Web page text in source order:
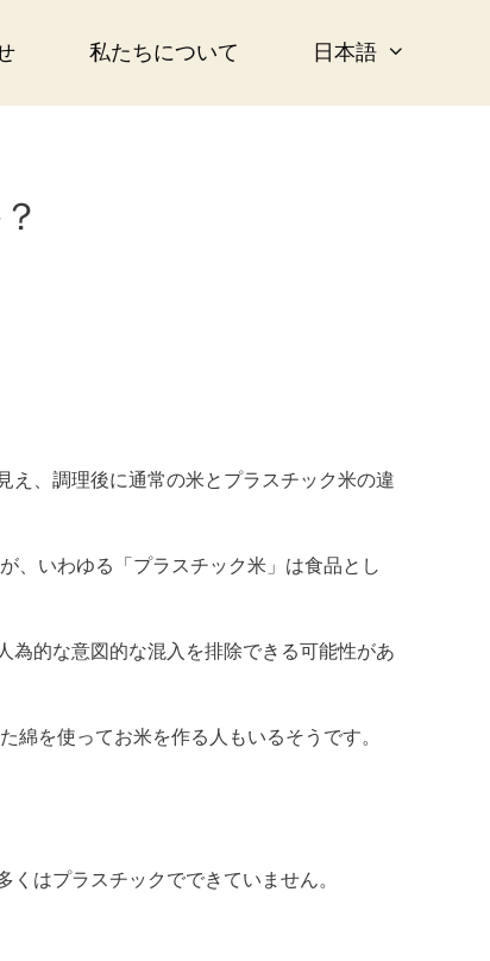
私たちについて 日本語
え、調理後に通常の米とプラスチック米の違
、いわゆる「プラスチック米」は食品とし
為的な意図的な混入を排除できる可能性があ
を使ってお米を作る人もいるそうです。
はプラスチックでできていません。